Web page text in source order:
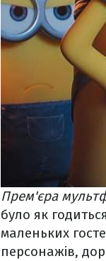
Прем'єра
було як
маленьких
персонажів,